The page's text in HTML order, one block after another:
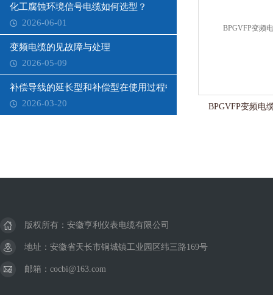
化工腐蚀环境信号电缆如何选型？
2026-06-01
变频电缆的见故障与处理
2026-05-09
补偿导线的延长型和补偿型在使用过程中需要注意哪些问题？
2026-03-20
BPGVFP变频电
版权所有：安徽亨利仪表电缆有限公司
地址：安徽省天长市铜城镇工业园区纬三路169号
邮箱：cocbi@163.com